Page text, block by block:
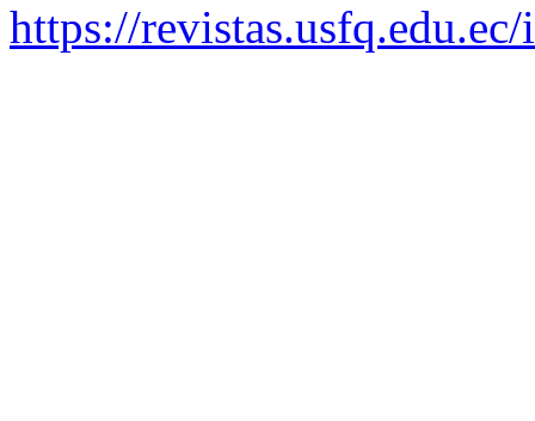
https://